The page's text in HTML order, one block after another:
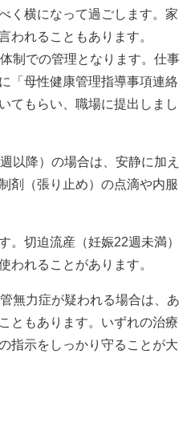
く横になって過ごします。家
われることもあります。
制での管理となります。仕事
「母性健康管理指導事項連絡
てもらい、職場に提出しまし
以降）の場合は、安静に加え
剤（張り止め）の点滴や内服
。切迫流産（妊娠22週未満）
われることがあります。
無力症が疑われる場合は、あ
ともあります。いずれの治療
指示をしっかり守ることが大